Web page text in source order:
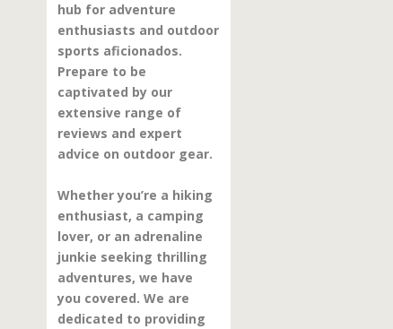
hub for adventure
enthusiasts and outdoor
sports aficionados.
Prepare to be
captivated by our
extensive range of
reviews and expert
advice on outdoor gear.
Whether you’re a hiking
enthusiast, a camping
lover, or an adrenaline
junkie seeking thrilling
adventures, we have
you covered. We are
dedicated to providing